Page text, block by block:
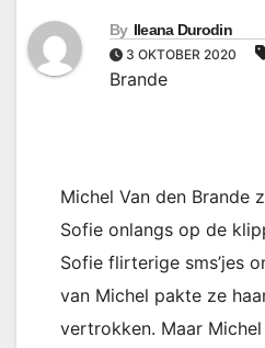
By Ileana Durodin
3 OKTOBER 2020
Brande
Michel Van den Brande
Sofie onlangs op de
Sofie flirterige sms’jes
van Michel pakte ze
vertrokken. Maar